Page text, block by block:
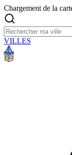
Chargement de la
VILLES